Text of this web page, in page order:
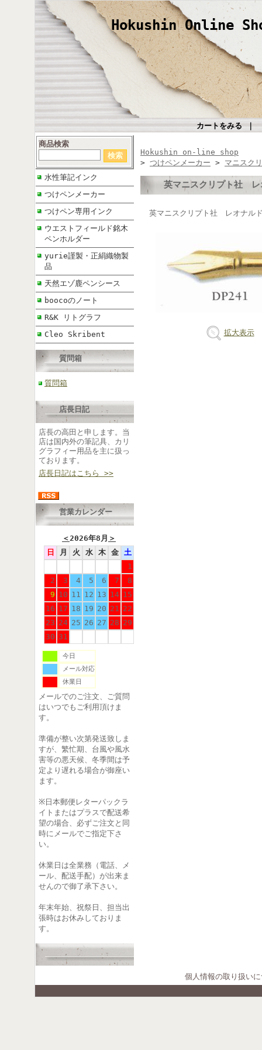
Hokushin Online
カートをみる｜
商品検索
水性筆記インク
つけペンメーカー
つけペン専用インク
ウエストフィールド銘木
ペンホルダー
yurie謹製・正絹織物製
品
天然エゾ鹿ペンシース
boocoのノート
R&K リトグラフ
Cleo Skribent
質問箱
質問箱
店長日記
店長の高田と申します。当
店は国内外の筆記具、カリ
グラフィー用品を主に扱っ
ております。
店長日記はこちら >>
営業カレンダー
＜2026年8月 ＞
日
月 火 水 木 金
土
1
2
3 4 5 6 7
8
9 10 11 12 13 14 15
16 17 18 19 20 21 22
23 24 25 26 27 28 29
30 31
今日
メール対応
休業日
メールでのご注文、ご質問
はいつでもご利用頂けま
す。
準備が整い次第発送致しま
すが、繁忙期、台風や風水
害等の悪天候、冬季間は予
定より遅れる場合が御座い
ます。
※日本郵便レターパックラ
イトまたはプラスで配送希
望の場合、必ずご注文と同
時にメールでご指定下さ
い。
休業日は全業務（電話、メ
ール、配送手配）が出来ま
せんので御了承下さい。
年末年始、祝祭日、担当出
張時はお休みしておりま
す。
Hokushin on-line shop
> つけペンメーカー > マニスク
英マニスクリプト社
英マニスクリプト社 レオナ
拡大表示
個人情報の取り扱い